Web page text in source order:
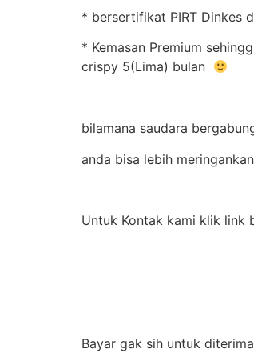
* bersertifikat PIRT Dinkes
* Kemasan Premium
crispy 5(Lima) bulan
bilamana saudara
anda bisa lebih
Untuk Kontak kami klik link
Bayar gak sih untuk